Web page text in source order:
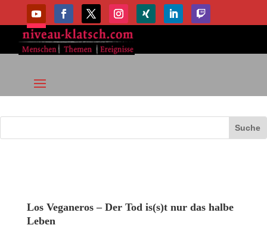
Los Veganeros – Der Tod is(s)t nur das halbe
Leben